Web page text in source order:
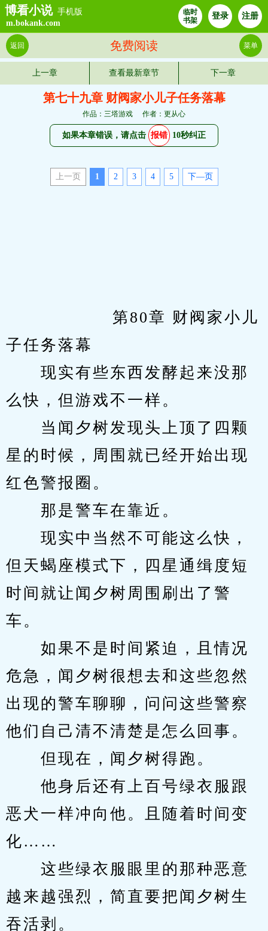
博看小说 手机版
m.bokank.com
临时
书架
登录 注册
免费阅读
返回 菜单
上一章 查看最新章节 下一章
第七十九章 财阀家小儿子任务落幕
作品：三塔游戏 作者：更从心
如果本章错误，请点击 报错 10秒纠正
上一页 1 2 3 4 5 下—页
子任务落幕
现实有些东西发酵起来没那
么快，但游戏不一样。
当闻夕树发现头上顶了四颗
星的时候，周围就已经开始出现
红色警报圈。
那是警车在靠近。
现实中当然不可能这么快，
但天蝎座模式下，四星通缉度短
时间就让闻夕树周围刷出了警
车。
如果不是时间紧迫，且情况
危急，闻夕树很想去和这些忽然
出现的警车聊聊，问问这些警察
他们自己清不清楚是怎么回事。
但现在，闻夕树得跑。
他身后还有上百号绿衣服跟
恶犬一样冲向他。且随着时间变
化……
这些绿衣服眼里的那种恶意
越来越强烈，简直要把闻夕树生
吞活剥。